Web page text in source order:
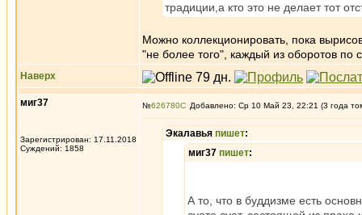
традиции,а кто это не делает тот
Можно коллекционировать, пока
"не более того", каждый из оборотов по
Наверх
миг37
Зарегистрирован: 17.11.2018
Суждений: 1858
№626780 Добавлено: Ср 10 Май 23, 22:21 (3 года
Экалавья пишет:
миг37 пишет:
А то, что в буддизме есть